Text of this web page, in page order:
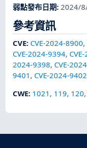
弱點發布日期:2024/
參考資訊
CVE: CVE-2024-8900,
CVE-2024-9394,
2024-9398, CVE-
9401 , CVE-2024-9402
CWE: 1021 , 119, 120,